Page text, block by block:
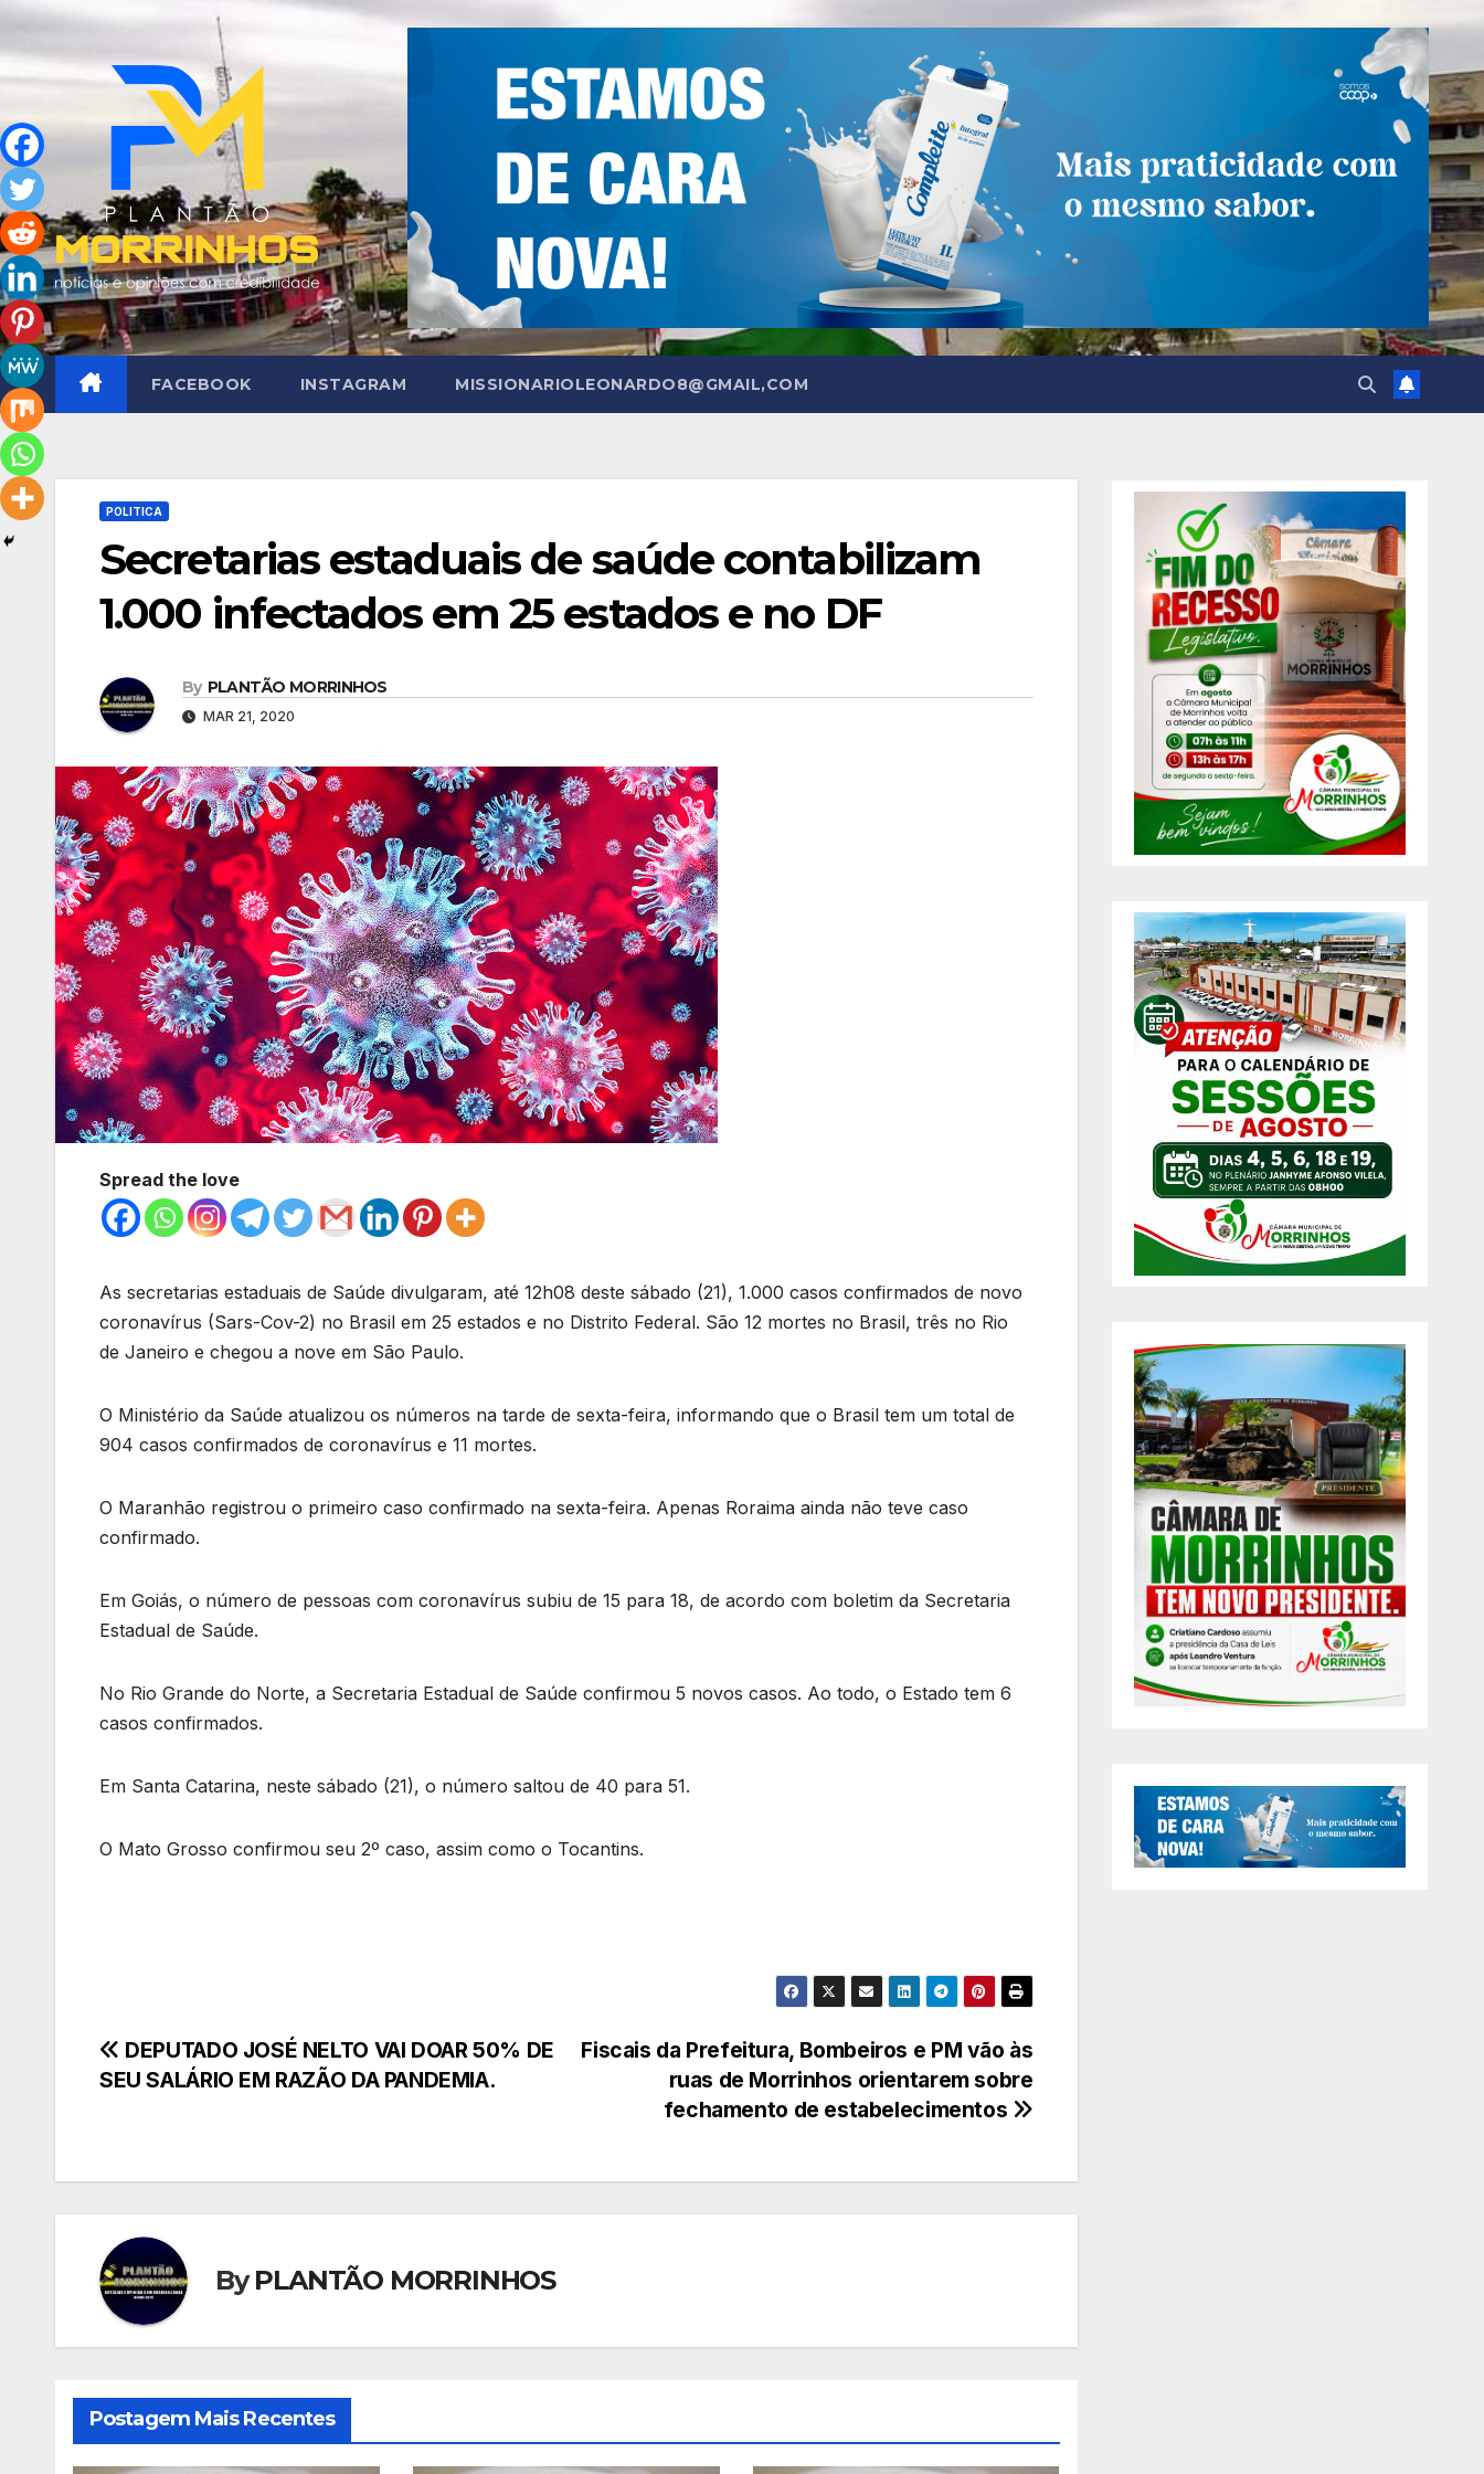
Skip
to
content
FACEBOOK INSTAGRAM MISSIONARIOLEONARDO8@GMAIL,COM
POLITICA
Secretarias estaduais de saúde contabilizam
1.000 infectados em 25 estados e no DF
By PLANTÃO MORRINHOS
MAR 21, 2020
Spread the love
As secretarias estaduais de Saúde divulgaram, até 12h08 deste sábado (21), 1.000 casos confirmados de novo
coronavírus (Sars-Cov-2) no Brasil em 25 estados e no Distrito Federal. São 12 mortes no Brasil, três no Rio
de Janeiro e chegou a nove em São Paulo.
O Ministério da Saúde atualizou os números na tarde de sexta-feira, informando que o Brasil tem um total de
904 casos confirmados de coronavírus e 11 mortes.
O Maranhão registrou o primeiro caso confirmado na sexta-feira. Apenas Roraima ainda não teve caso
confirmado.
Em Goiás, o número de pessoas com coronavírus subiu de 15 para 18, de acordo com boletim da Secretaria
Estadual de Saúde.
No Rio Grande do Norte, a Secretaria Estadual de Saúde confirmou 5 novos casos. Ao todo, o Estado tem 6
casos confirmados.
Em Santa Catarina, neste sábado (21), o número saltou de 40 para 51.
O Mato Grosso confirmou seu 2º caso, assim como o Tocantins.
Navegação
Fiscais da Prefeitura, Bombeiros e PM vão às
ruas de Morrinhos orientarem sobre
fechamento de estabelecimentos
DEPUTADO JOSÉ NELTO VAI DOAR 50% DE
SEU SALÁRIO EM RAZÃO DA PANDEMIA.
ByPLANTÃO MORRINHOS
Postagem Mais Recentes